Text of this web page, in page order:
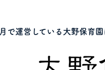
で運営している大野保育